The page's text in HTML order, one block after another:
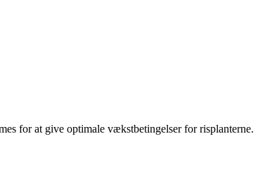
for at give optimale vækstbetingelser for risplanterne.